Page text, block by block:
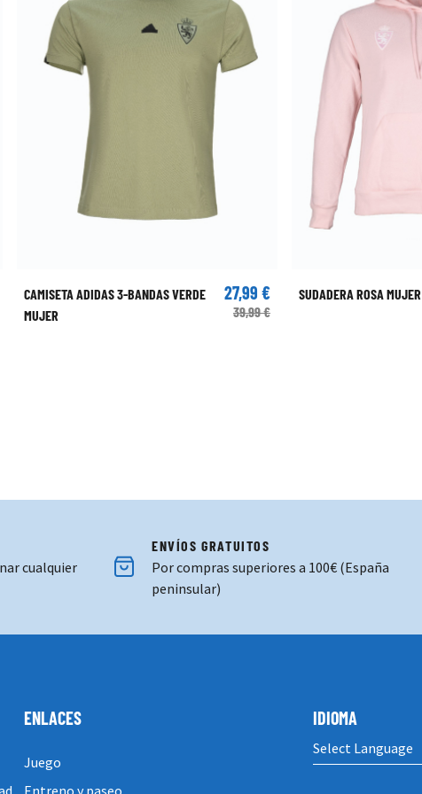
CAMISETA ADIDAS 3-BANDAS VERDE
MUJER
27,99 €
39,99 €
SUDADERA ROSA MUJER
cualquier
ENVÍOS GRATUITOS
Por compras superiores a 100€ (España
peninsular)
ENLACES
Juego
Entreno y paseo
IDIOMA